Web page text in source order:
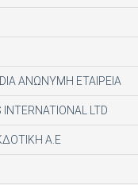
ΑΝΩΝΥΜΗ ΕΤΑΙΡΕΙΑ
LTD
Α.Ε